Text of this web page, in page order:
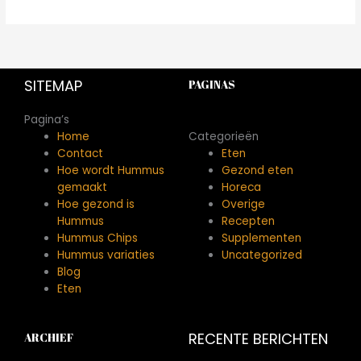
SITEMAP
Pagina’s
Home
Contact
Hoe wordt Hummus
gemaakt
Hoe gezond is
Hummus
Hummus Chips
Hummus variaties
Blog
Eten
PAGINAS
Categorieën
Eten
Gezond eten
Horeca
Overige
Recepten
Supplementen
Uncategorized
ARCHIEF RECENTE BERICHTEN